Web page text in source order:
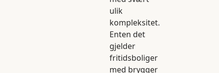
ulik
kompleksitet.
Enten det
gjelder
fritidsboliger
med brygger